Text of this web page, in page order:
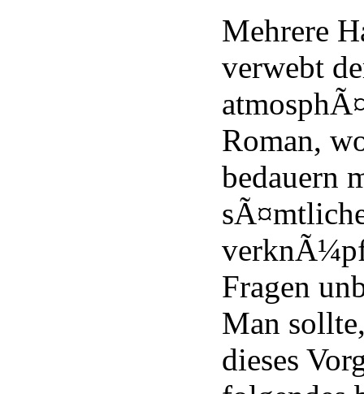
Mehrere
verwebt
Roman,
bedauern
Fragen
Man
dieses